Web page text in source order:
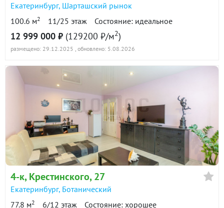
Екатеринбург, Шарташский рынок
100.6 м2 11/25 этаж Состояние: идеальное
12 999 000 ₽ (129200 ₽/м2)
размещено: 29.12.2025 , обновлено: 5.08.2026
4-к, Крестинского, 27
Екатеринбург, Ботанический
77.8 м2 6/12 этаж Состояние: хорошее